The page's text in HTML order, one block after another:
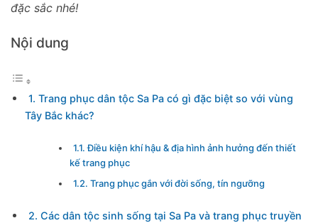
đặc sắc nhé!
Nội dung
1. Trang phục dân tộc Sa Pa có gì đặc biệt so với vùng
Tây Bắc khác?
1.1. Điều kiện khí hậu & địa hình ảnh hưởng đến thiết
kế trang phục
1.2. Trang phục gắn với đời sống, tín ngưỡng
2. Các dân tộc sinh sống tại Sa Pa và trang phục truyền